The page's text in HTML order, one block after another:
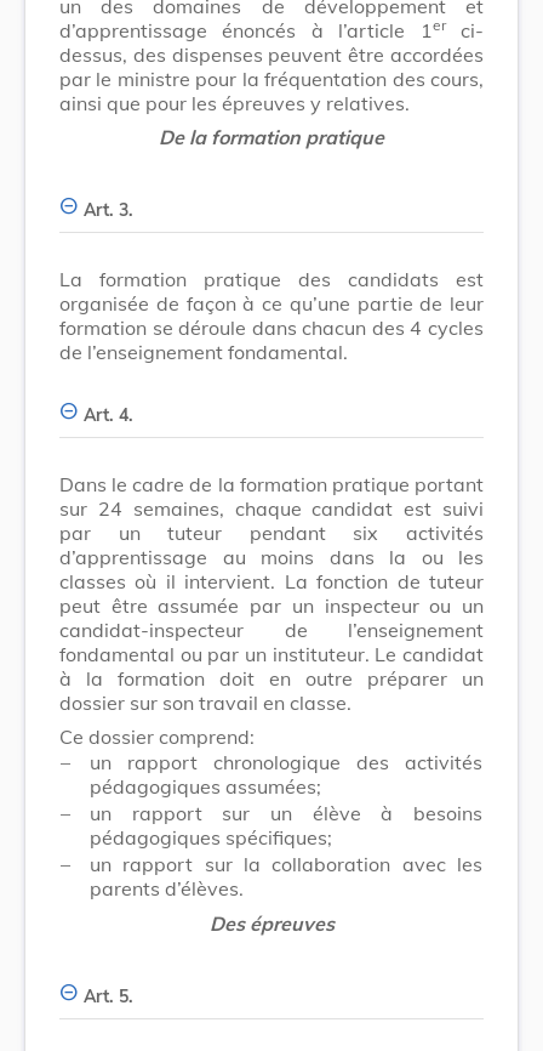
un des domaines de développement et
d’apprentissage énoncés à l’article 1 erci-
dessus, des dispenses peuvent être accordées
par le ministre pour la fréquentation des cours,
ainsi que pour les épreuves y relatives.
De la formation pratique
Art. 3.
La formation pratique des candidats est
organisée de façon à ce qu’une partie de leur
formation se déroule dans chacun des 4 cycles
de l’enseignement fondamental.
Art. 4.
Dans le cadre de la formation pratique portant
sur 24 semaines, chaque candidat est suivi
par un tuteur pendant six activités
d’apprentissage au moins dans la ou les
classes où il intervient. La fonction de tuteur
peut être assumée par un inspecteur ou un
candidat-inspecteur de l’enseignement
fondamental ou par un instituteur. Le candidat
à la formation doit en outre préparer un
dossier sur son travail en classe.
Ce dossier comprend:
–
un rapport chronologique des activités
pédagogiques assumées;
–
un rapport sur un élève à besoins
pédagogiques spécifiques;
–
un rapport sur la collaboration avec les
parents d’élèves.
Des épreuves
Art. 5.